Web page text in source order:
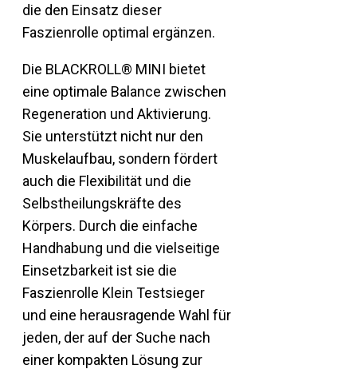
die den Einsatz dieser
Faszienrolle optimal ergänzen.
Die BLACKROLL® MINI bietet
eine optimale Balance zwischen
Regeneration und Aktivierung.
Sie unterstützt nicht nur den
Muskelaufbau, sondern fördert
auch die Flexibilität und die
Selbstheilungskräfte des
Körpers. Durch die einfache
Handhabung und die vielseitige
Einsetzbarkeit ist sie die
Faszienrolle Klein Testsieger
und eine herausragende Wahl für
jeden, der auf der Suche nach
einer kompakten Lösung zur